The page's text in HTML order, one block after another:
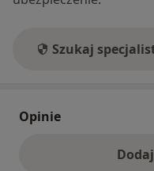
Szukaj
Opinie